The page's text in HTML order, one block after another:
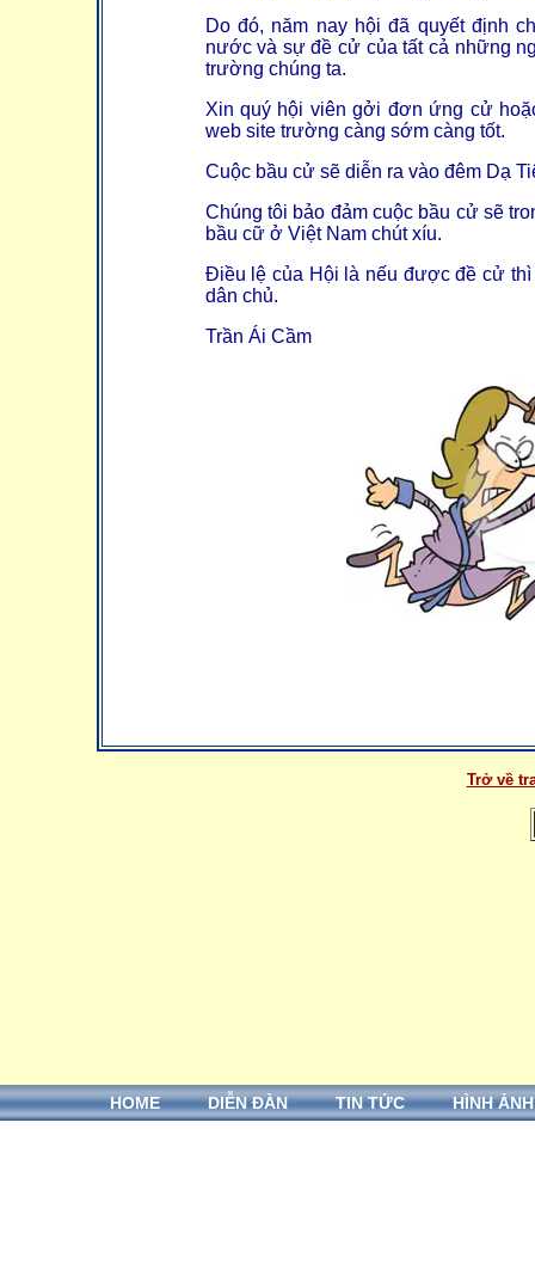
Do đó, năm nay hội đã quyết định
nước và sự đề cử của tất cả những
trường chúng ta.
Xin quý hội viên gởi đơn ứng cử
web site trường càng sớm càng tốt.
Cuộc bầu cử sẽ diễn ra vào đêm Dạ
Chúng tôi bảo đảm cuộc bầu cử sẽ
bầu cữ ở Việt Nam chút xíu.
Điều lệ của Hội là nếu được đề cử
dân chủ.
Trần Ái Cầm
Trở về
HOME DIỄN ĐÀN TIN TỨC HÌNH ẢNH